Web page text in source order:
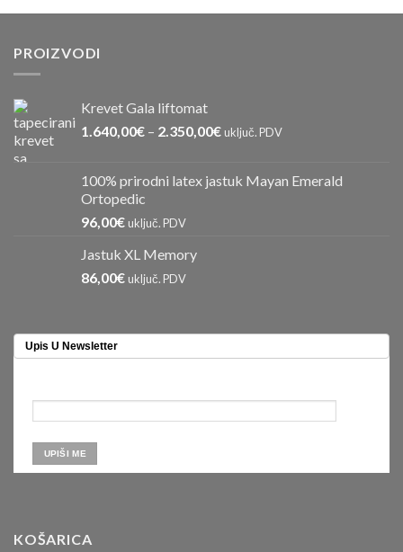
PROIZVODI
Krevet Gala liftomat
1.640,00€ – 2.350,00€ uključ. PDV
100% prirodni latex jastuk Mayan Emerald
Ortopedic
96,00€ uključ. PDV
Jastuk XL Memory
86,00€ uključ. PDV
Upis U Newsletter
KOŠARICA